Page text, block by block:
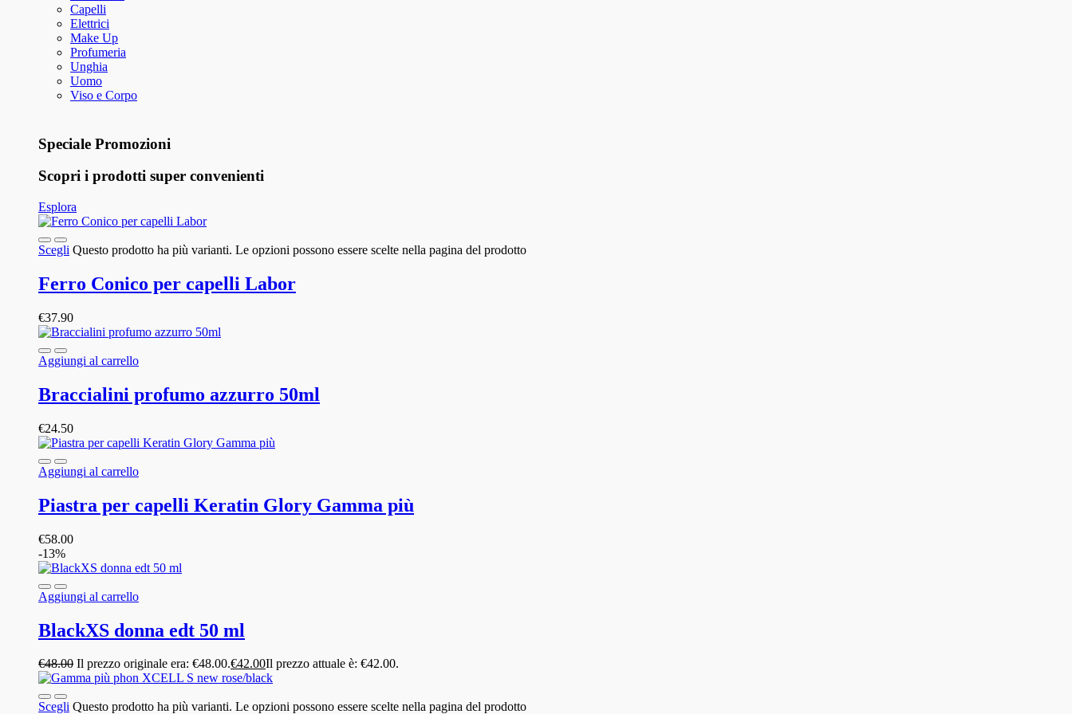
Capelli
Elettrici
Make Up
Profumeria
Unghia
Uomo
Viso e Corpo
Speciale Promozioni
Scopri i prodotti super convenienti
Esplora
Scegli Questo prodotto ha più varianti. Le opzioni possono essere scelte nella pagina del prodotto
Ferro Conico per capelli Labor
€37.90
Aggiungi al carrello
Braccialini profumo azzurro 50ml
€24.50
Aggiungi al carrello
Piastra per capelli Keratin Glory Gamma più
€58.00
-13%
Aggiungi al carrello
BlackXS donna edt 50 ml
€48.00 Il prezzo originale era: €48.00.€42.00Il prezzo attuale è: €42.00.
Scegli Questo prodotto ha più varianti. Le opzioni possono essere scelte nella pagina del prodotto